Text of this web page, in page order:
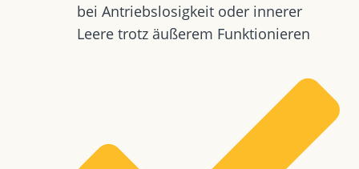
bei Antriebslosigkeit oder innerer
Leere trotz äußerem Funktionieren